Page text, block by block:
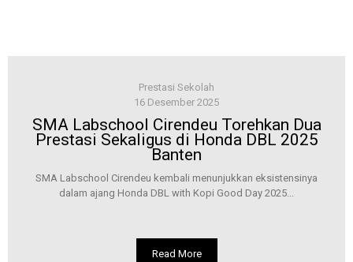
Prestasi Sekolah
16 Desember 2025
SMA Labschool Cirendeu Torehkan Dua
Prestasi Sekaligus di Honda DBL 2025
Banten
SMA Labschool Cirendeu kembali menunjukkan eksistensinya
dalam ajang Honda DBL with Kopi Good Day 2025...
Read More